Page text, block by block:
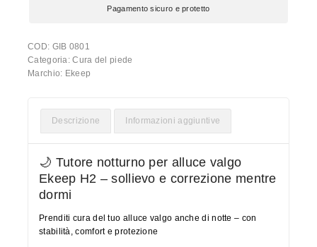
Pagamento sicuro e protetto
COD: GIB 0801
Categoria:Cura del piede
Marchio: Ekeep
Descrizione Informazioni aggiuntive
🌙 Tutore notturno per alluce valgo
Ekeep H2 – sollievo e correzione mentre
dormi
Prenditi cura del tuo alluce valgo anche di notte – con
stabilità, comfort e protezione